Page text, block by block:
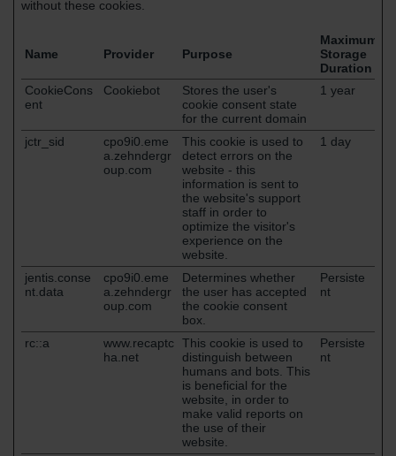
without these cookies.
Name Provider Purpose
Maximum
Storage
Duration
CookieCons
ent
Cookiebot
Stores the user's
cookie consent state
for the current domain
1 year
jctr_sid
cpo9i0.eme
a.zehndergr
oup.com
This cookie is used to
detect errors on the
website - this
information is sent to
the website's support
staff in order to
optimize the visitor's
experience on the
website.
1 day
jentis.conse
nt.data
cpo9i0.eme
a.zehndergr
oup.com
Determines whether
the user has accepted
the cookie consent
box.
Persiste
nt
rc::a
www.recaptc
ha.net
This cookie is used to
distinguish between
humans and bots. This
is beneficial for the
website, in order to
make valid reports on
the use of their
website.
Persiste
nt